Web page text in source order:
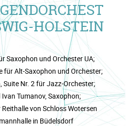
HOLSTEIN
Saxophon und Orchester UA;
für Alt-Saxophon und Orchester;
Nr. 2 für Jazz-Orchester;
Tumanov, Saxophon;
von Schloss Wotersen
in Büdelsdorf